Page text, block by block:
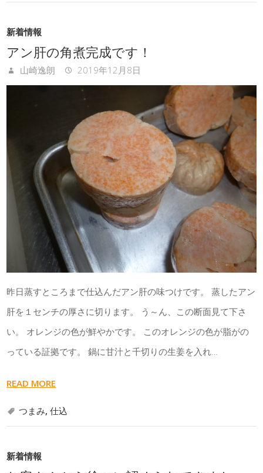
新着情報
アン肝の角煮完成です！
山崎逸朗 2019年12月8日
昨日蒸すところまで仕込んだアン肝の味つけです。 蒸したアン
肝を１センチの厚さに切ります。 う～ん、この断面見て下さ
い。 オレンジの色が鮮やかです。 このオレンジの色が脂がの
っている証拠です。 鍋に甘汁と千切りの生姜を入れ…
READ MORE
つまみ,仕込
新着情報